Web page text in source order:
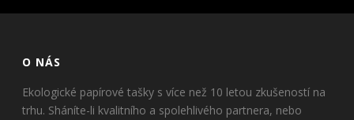
O NÁS
Ekologické papírové tašky s více než 10 letou zkušeností na
trhu. Sháníte-li kvalitního a spolehlivého partnera, nebo